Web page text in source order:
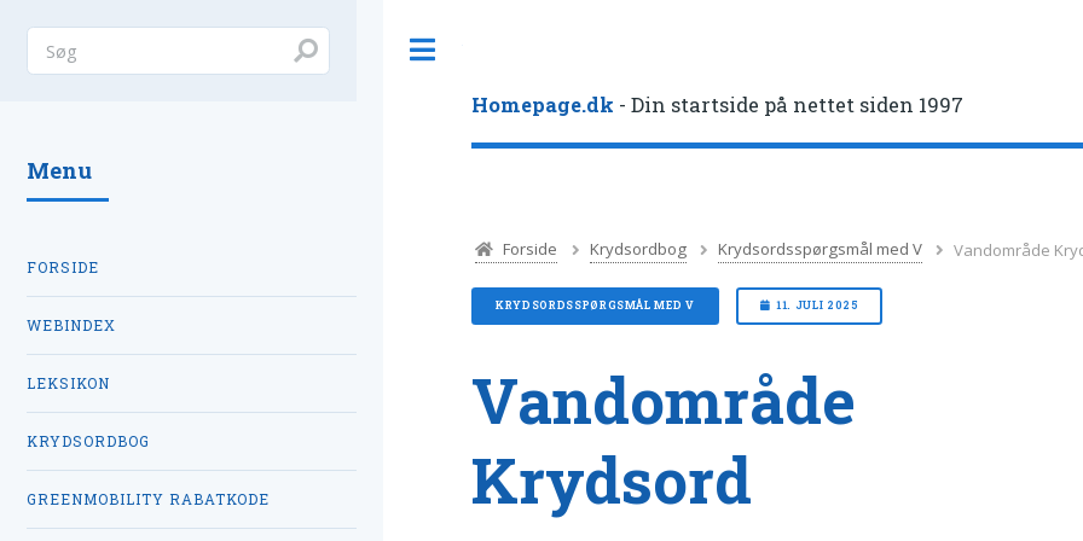
Homepage.dk - Din startside på nettet siden 1997
Forside Krydsordbog Krydsordsspørgsmål med V Vandområde
KRYDSORDSSPØRGSMÅL MED V 11. JULI 2025
Vandområde
Krydsord
Menu
FORSIDE
WEBINDEX
LEKSIKON
KRYDSORDBOG
GREENMOBILITY RABATKODE